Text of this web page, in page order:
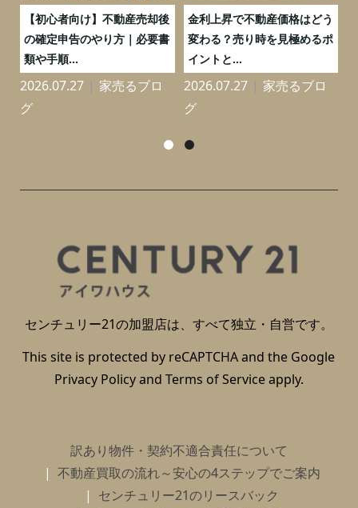
【初心者向け】不動産売却後
の確定申告のやり方｜必要書
類や手順...
2026.07.27
家売るブロ
グ
金利上昇で不動産価格はどう
変わる？売り時を見極めるポ
イントと...
2026.07.27
家売るブロ
グ
センチュリー21の加盟店は、すべて独立・自営です。
This site is protected by reCAPTCHA and the Google
Privacy Policyand Terms of Serviceapply.
訳あり物件・契約不適合責任について
不動産買取の流れ～安心の4ステップでご案内
センチュリー21のリースバック